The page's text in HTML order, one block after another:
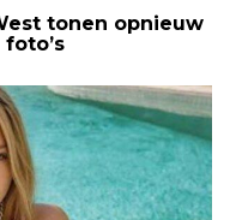
tonen opnieuw